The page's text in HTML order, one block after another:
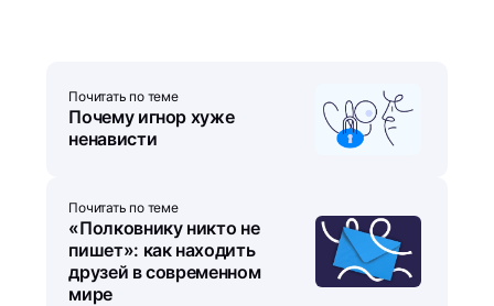
Почитать по теме
Почему игнор хуже
ненависти
Почитать по теме
«Полковнику никто не
пишет»: как находить
друзей в современном
мире